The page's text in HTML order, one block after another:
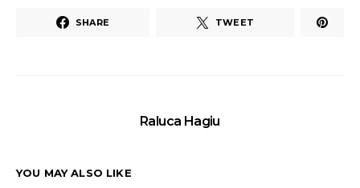
SHARE TWEET
Raluca Hagiu
YOU MAY ALSO LIKE